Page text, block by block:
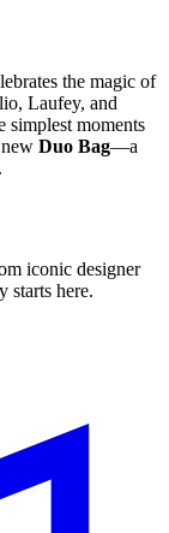
the magic of
Laufey, and
simplest moments
Duo Bag—a
iconic designer
starts here.